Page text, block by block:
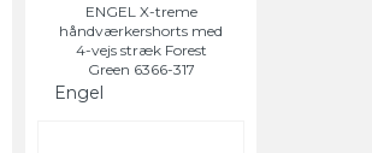
ENGEL X-treme
håndværkershorts med
4-vejs stræk Forest
Green 6366-317
Engel